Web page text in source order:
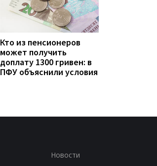
Кто из пенсионеров
может получить
доплату 1300 гривен: в
ПФУ объяснили условия
Новости